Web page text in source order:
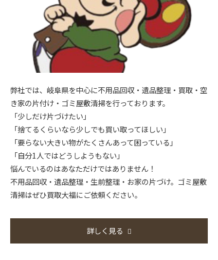
弊社では、岐阜県を中心に不用品回収・遺品整理・買取・空
き家の片付け・ゴミ屋敷清掃を行っております。
「少しだけ片づけたい」
「捨てるくらいなら少しでも買い取ってほしい」
「要らない大きい物がたくさんあって困っている」
「自分1人ではどうしようもない」
悩んでいるのはあなただけではありません！
不用品回収・遺品整理・生前整理・お家の片づけ。ゴミ屋敷
清掃はぜひ買取大福にご依頼ください。
詳しく見る